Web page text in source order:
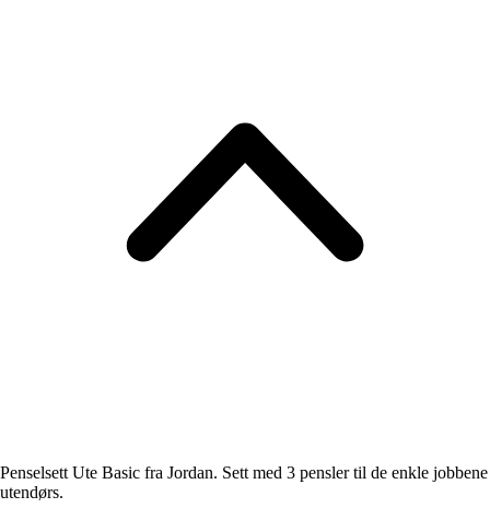
Penselsett Ute Basic fra Jordan. Sett med 3 pensler til de enkle jobbene
utendørs.